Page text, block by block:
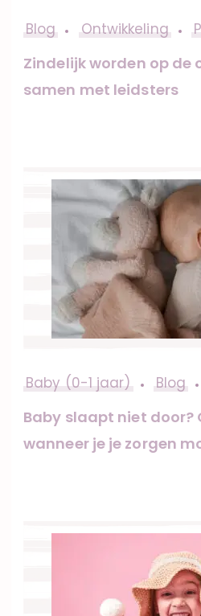
Blog Ontwikkeling
Zindelijk worden op de
samen met leidsters
Baby (0-1 jaar) Blog
Baby slaapt niet door?
wanneer je je zorgen